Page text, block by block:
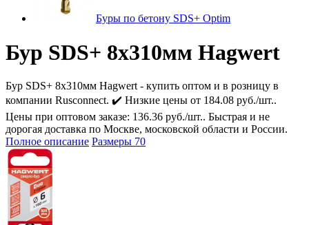
Буры по бетону SDS+ Optim
Бур SDS+ 8х310мм Hagwert
Бур SDS+ 8х310мм Hagwert - купить оптом и в розницу в
компании Rusconnect. ✔️ Низкие цены от 184.08 руб./шт..
Цены при оптовом заказе: 136.36 руб./шт.. Быстрая и не
дорогая доставка по Москве, московской области и России.
Полное описание Размеры 70